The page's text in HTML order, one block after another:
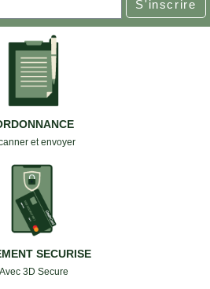
S'inscrire
et envoyer
SECURISE
Avec 3D Secure